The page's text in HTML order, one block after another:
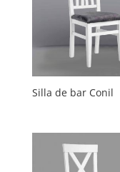
Silla de bar Conil